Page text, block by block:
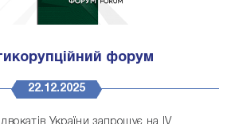
форум
22.12.2025
України запрошує на IV